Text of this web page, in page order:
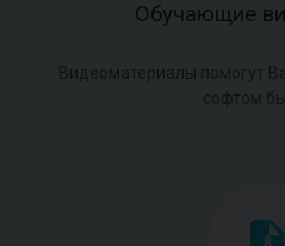
Обучающие
Видеоматериалы помогут
софтом